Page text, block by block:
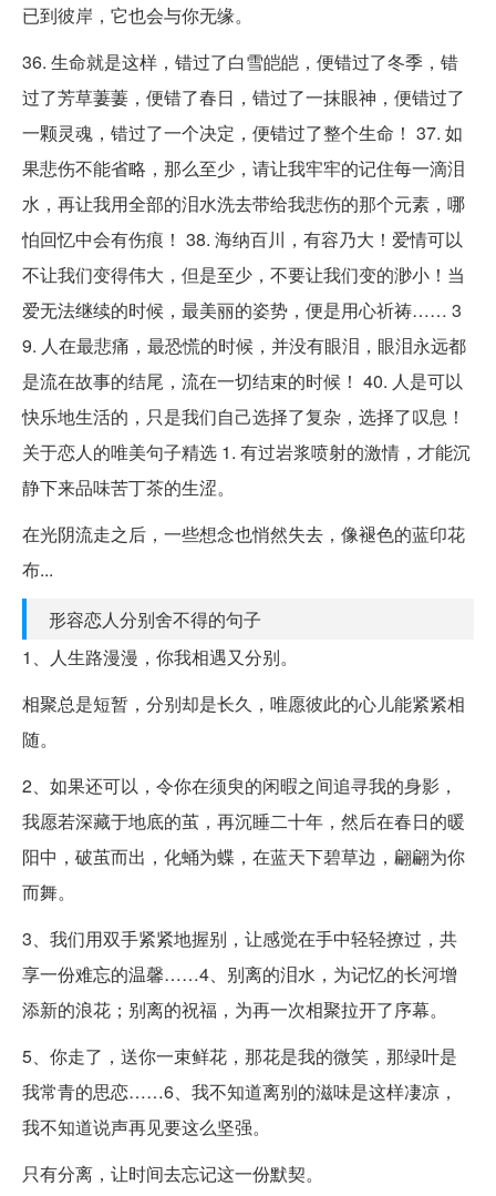
已到彼岸，它也会与你无缘。
36. 生命就是这样，错过了白雪皑皑，便错过了冬季，错
过了芳草萋萋，便错了春日，错过了一抹眼神，便错过了
一颗灵魂，错过了一个决定，便错过了整个生命！ 37. 如
果悲伤不能省略，那么至少，请让我牢牢的记住每一滴泪
水，再让我用全部的泪水洗去带给我悲伤的那个元素，哪
怕回忆中会有伤痕！ 38. 海纳百川，有容乃大！爱情可以
不让我们变得伟大，但是至少，不要让我们变的渺小！当
爱无法继续的时候，最美丽的姿势，便是用心祈祷…… 3
9. 人在最悲痛，最恐慌的时候，并没有眼泪，眼泪永远都
是流在故事的结尾，流在一切结束的时候！ 40. 人是可以
快乐地生活的，只是我们自己选择了复杂，选择了叹息！
关于恋人的唯美句子精选 1. 有过岩浆喷射的激情，才能沉
静下来品味苦丁茶的生涩。
在光阴流走之后，一些想念也悄然失去，像褪色的蓝印花
布...
形容恋人分别舍不得的句子
1、人生路漫漫，你我相遇又分别。
相聚总是短暂，分别却是长久，唯愿彼此的心儿能紧紧相
随。
2、如果还可以，令你在须臾的闲暇之间追寻我的身影，
我愿若深藏于地底的茧，再沉睡二十年，然后在春日的暖
阳中，破茧而出，化蛹为蝶，在蓝天下碧草边，翩翩为你
而舞。
3、我们用双手紧紧地握别，让感觉在手中轻轻撩过，共
享一份难忘的温馨……4、别离的泪水，为记忆的长河增
添新的浪花；别离的祝福，为再一次相聚拉开了序幕。
5、你走了，送你一束鲜花，那花是我的微笑，那绿叶是
我常青的思恋……6、我不知道离别的滋味是这样凄凉，
我不知道说声再见要这么坚强。
只有分离，让时间去忘记这一份默契。